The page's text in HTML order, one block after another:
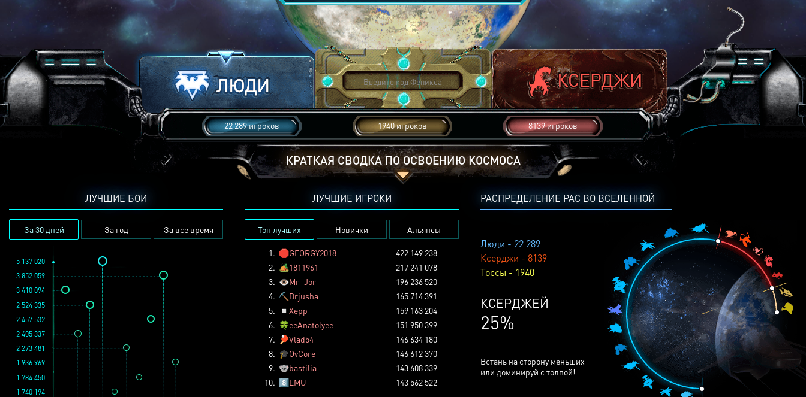
22 289 игроков 1940 игроков 8139 игроков
КРАТКАЯ СВОДКА ПО ОСВОЕНИЮ КОСМОСА
РАСПРЕДЕЛЕНИЕ РАС ВО ВСЕЛЕННОЙ
Люди - 22 289
Ксерджи - 8139
Тоссы - 1940
КСЕРДЖЕЙ
25%
Встань на сторону меньших
или доминируй с толпой!
ЛУЧШИЕ БОИ
За 30 дней За год За все время
1 936 969
3 852 059
2 457 532
1 784 450
2 273 481
1 740 194
5 137 020
2 524 335
2 405 337
3 410 094
ЛУЧШИЕ ИГРОКИ
Топ лучших Новички Альянсы
1. 🛑GEORGY2018
422 149 238
2. 🏕️1811961
217 241 078
3. 👁️Mr_Jor
196 236 520
4. ⛏️ Drjusha
165 714 391
5.
◽ Xepp
159 163 204
6. 🍀eeAnatolyee
151 950 399
7.
🏓Vlad54
146 634 180
8. 🎓OvCore
146 612 370
9. 🐨bastilia
143 608 339
10. 8️⃣LMU 143 562 522